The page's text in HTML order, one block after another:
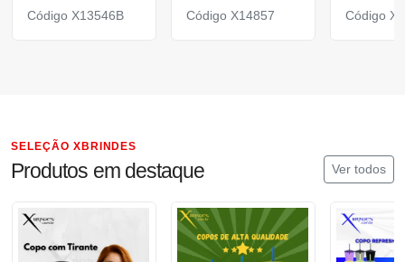
Código X13546B Código X14857 Código
SELEÇÃO XBRINDES
Produtos em destaque Ver todos